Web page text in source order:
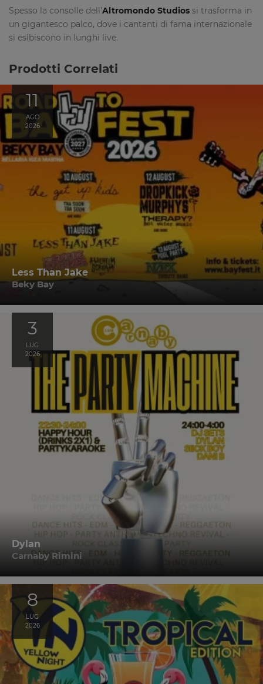
Spesso la consolle dell’Altromondo Studios si trasforma in
un gigantesco palco, dove i cantanti di fama internazionale
si esibiscono in lunghi live.
Prodotti Correlati
11
AGO
2026
Less Than Jake
Beky Bay
3
LUG
2026
Dylan
Carnaby Rimini
8
LUG
2026